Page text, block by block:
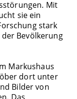
Mit
sie ein
stark
Bevölkerung
Markushaus
dort unter
Bilder von
Das